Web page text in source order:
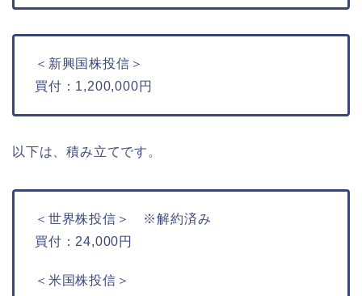
＜新興国株投信＞
買付：1,200,000円
以下は、積み立てです。
＜世界株投信＞ ※解約済み
買付：24,000円
＜米国株投信＞